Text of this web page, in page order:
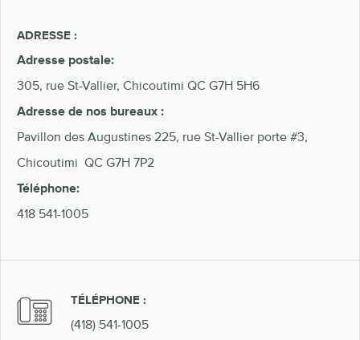
ADRESSE :
Adresse postale:
305, rue St-Vallier, Chicoutimi QC G7H 5H6
Adresse de nos bureaux :
Pavillon des Augustines 225, rue St-Vallier porte #3,
Chicoutimi QC G7H 7P2
Téléphone:
418 541-1005
TÉLÉPHONE :
(418) 541-1005